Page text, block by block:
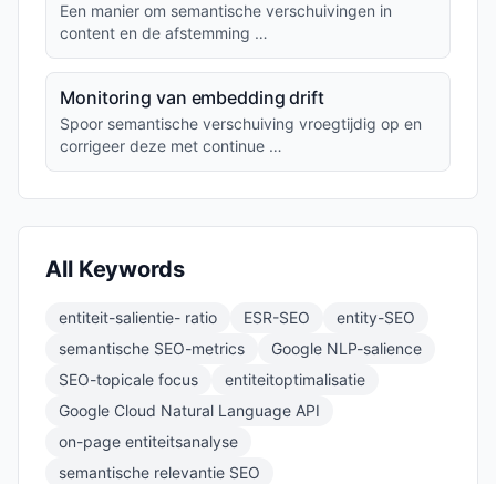
Een manier om semantische verschuivingen in
content en de afstemming …
Monitoring van embedding drift
Spoor semantische verschuiving vroegtijdig op en
corrigeer deze met continue …
All Keywords
entiteit-salientie- ratio ESR-SEO
entity-SEO
semantische SEO-metrics
Google NLP-salience
SEO-topicale focus
entiteitoptimalisatie
Google Cloud Natural Language API
on-page entiteitsanalyse
semantische relevantie SEO